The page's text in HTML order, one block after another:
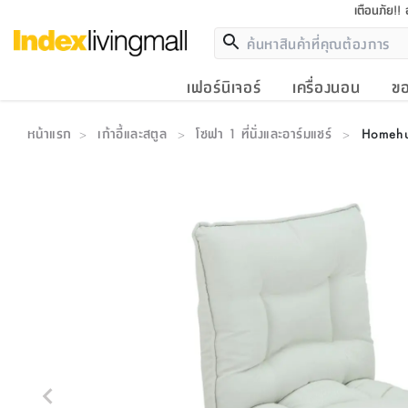
เตือนภัย!!
เฟอร์นิเจอร์ เครื่องนอน ข
หน้าแรก > เก้าอี้และสตูล > โซฟา 1 ที่นั่งและอาร์มแชร์ >